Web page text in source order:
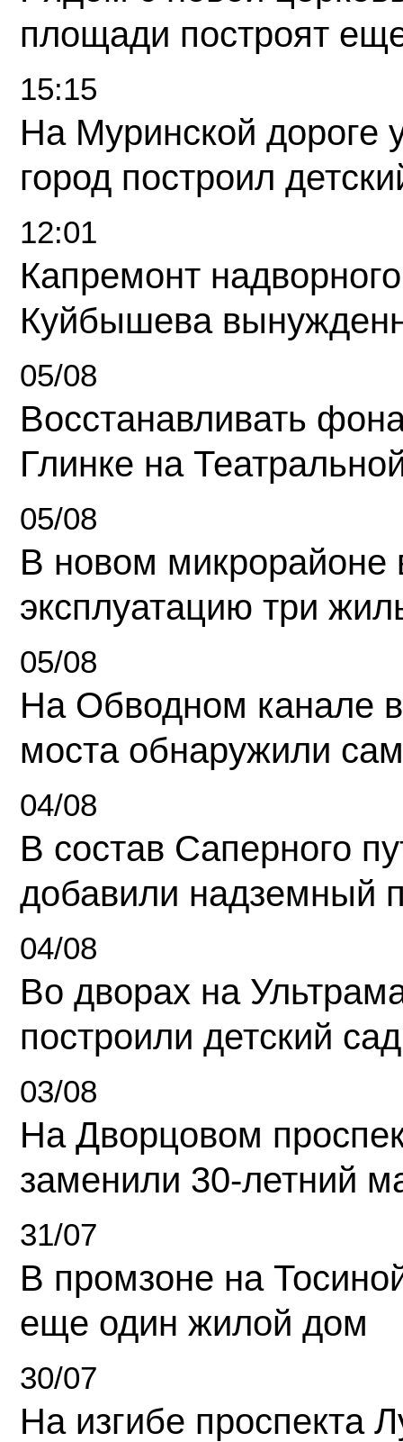
площади построят
15:15
На Муринской дороге
город построил
12:01
Капремонт
Куйбышева
05/08
Восстанавливать
Глинке на
05/08
В новом микрорайоне
эксплуатацию три
05/08
На Обводном канале
моста обнаружили
04/08
В состав Саперного
добавили надземный
04/08
Во дворах на
построили детский сад
03/08
На Дворцовом
заменили 30-летний
31/07
В промзоне на
еще один жилой дом
30/07
На изгибе проспекта